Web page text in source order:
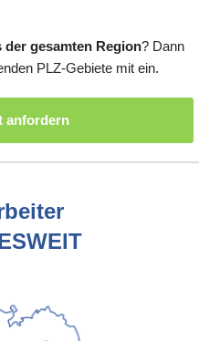
der gesamten Region? Dann
PLZ-Gebiete mit ein.
anfordern